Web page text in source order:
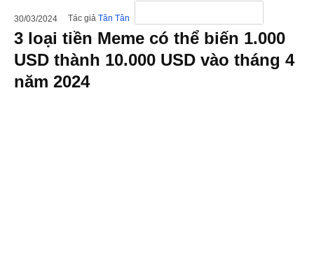
30/03/2024 Tác giả Tân Tân
3 loại tiền Meme có thể biến 1.000
USD thành 10.000 USD vào tháng 4
năm 2024